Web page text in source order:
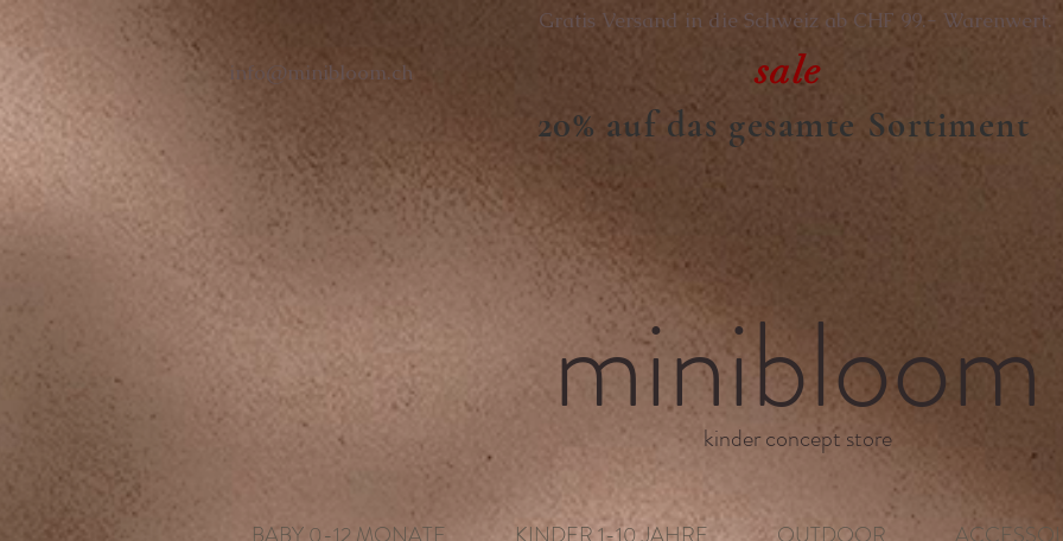
Gratis Versand in die Schweiz ab CHF 99.- Warenwert.
sale
20% auf das gesamte Sortiment
info@minibloom.ch
minibloom
kinder concept store